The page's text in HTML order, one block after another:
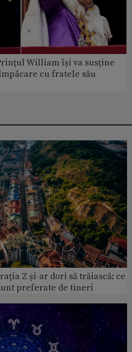
William își va susține
cu fratele său
Z și-ar dori să trăiască: ce
preferate de tineri